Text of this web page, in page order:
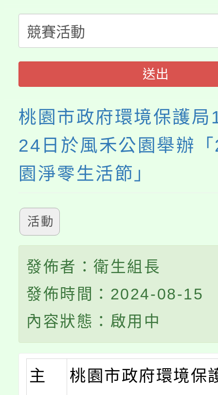
程，歡迎學生輔導中心
心理、諮商輔導、社會
系所師生報名參加。
縣市「校園短影音徵選
門員」簡章及活動海報
踴躍報名參加。
桃園市115學年度學生
要點
「桃園市補助參觀特色
展演活動實施計畫」
115年度「教育部表揚
義教育推展貢獻獎」
送出
桃園市政府環境保護
24日於風禾公園舉辦
園淨零生活節」
活動
發佈者：衛生組長
發佈時間：2024-08-15
內容狀態：啟用中
主
桃園市政府環境保